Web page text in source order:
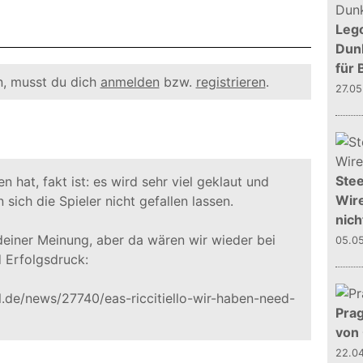
musst du dich anmelden bzw. registrieren.
hat, fakt ist: es wird sehr viel geklaut und
die Spieler nicht gefallen lassen.
Meinung, aber da wären wir wieder bei
Erfolgsdruck:
news/27740/eas-riccitiello-wir-haben-need-
für
von